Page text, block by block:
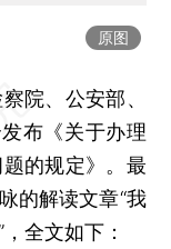
原图
院、公安部、
布《关于办理
的规定》。最
的解读文章“我
全文如下：